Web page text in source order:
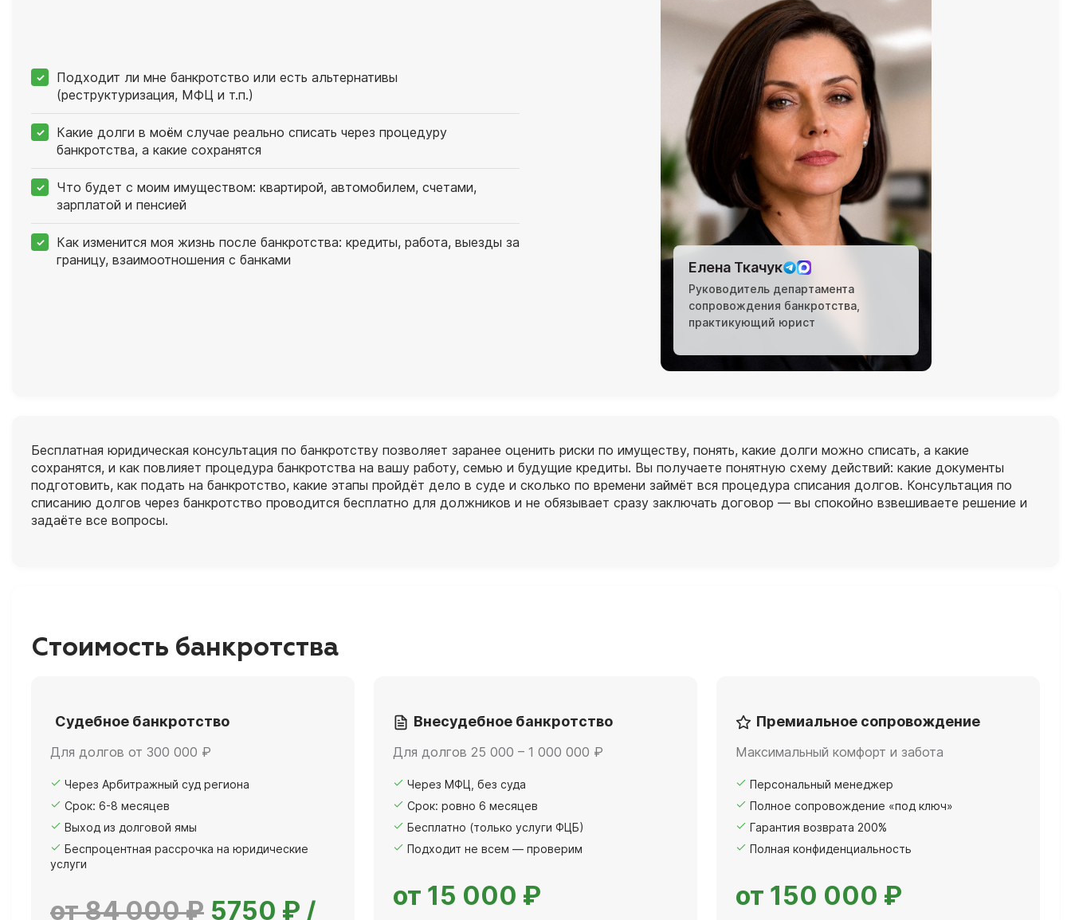
Подходит ли мне банкротство или есть альтернативы
(реструктуризация, МФЦ и т.п.)
Какие долги в моём случае реально списать через процедуру
банкротства, а какие сохранятся
Что будет с моим имуществом: квартирой, автомобилем, счетами,
зарплатой и пенсией
Как изменится моя жизнь после банкротства: кредиты, работа, выезды за
границу, взаимоотношения с банками
Елена Ткачук
Руководитель департамента
сопровождения банкротства,
практикующий юрист
Бесплатная юридическая консультация по банкротству позволяет заранее оценить риски по имуществу, понять, какие долги можно списать, а какие
сохранятся, и как повлияет процедура банкротства на вашу работу, семью и будущие кредиты. Вы получаете понятную схему действий: какие документы
подготовить, как подать на банкротство, какие этапы пройдёт дело в суде и сколько по времени займёт вся процедура списания долгов. Консультация по
списанию долгов через банкротство проводится бесплатно для должников и не обязывает сразу заключать договор — вы спокойно взвешиваете решение и
задаёте все вопросы.
Стоимость банкротства
Судебное банкротство
Для долгов от 300 000 ₽
Через Арбитражный суд региона
Срок: 6-8 месяцев
Выход из долговой ямы
Беспроцентная рассрочка на юридические
услуги
от 84 000 ₽ 5750 ₽ /
Внесудебное банкротство
Для долгов 25 000 – 1 000 000 ₽
Через МФЦ, без суда
Срок: ровно 6 месяцев
Бесплатно (только услуги ФЦБ)
Подходит не всем — проверим
от 15 000 ₽
Премиальное сопровождение
Максимальный комфорт и забота
Персональный менеджер
Полное сопровождение «под ключ»
Гарантия возврата 200%
Полная конфиденциальность
от 150 000 ₽